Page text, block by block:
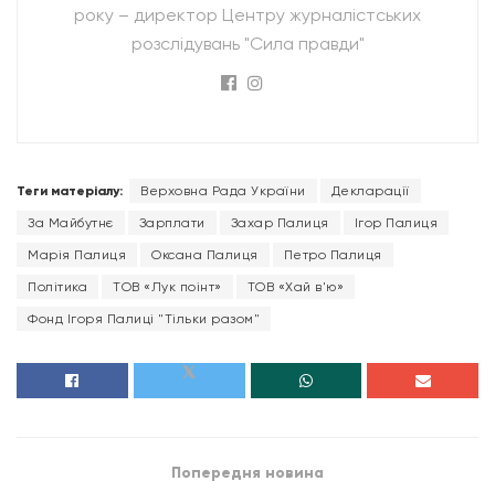
року – директор Центру журналістських
розслідувань "Сила правди"
Теги матеріалу: Верховна Рада України Декларації
За Майбутнє Зарплати Захар Палиця Ігор Палиця
Марія Палиця Оксана Палиця Петро Палиця
Політика ТОВ «Лук поінт» ТОВ «Хай в'ю»
Фонд Ігоря Палиці "Тільки разом"
Попередня новина